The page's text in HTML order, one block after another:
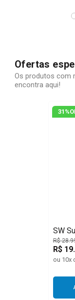
Ofertas
Os produtos com
encontra aqui!
SW
31%
R$ 28.
R$ 19.
ou 10x